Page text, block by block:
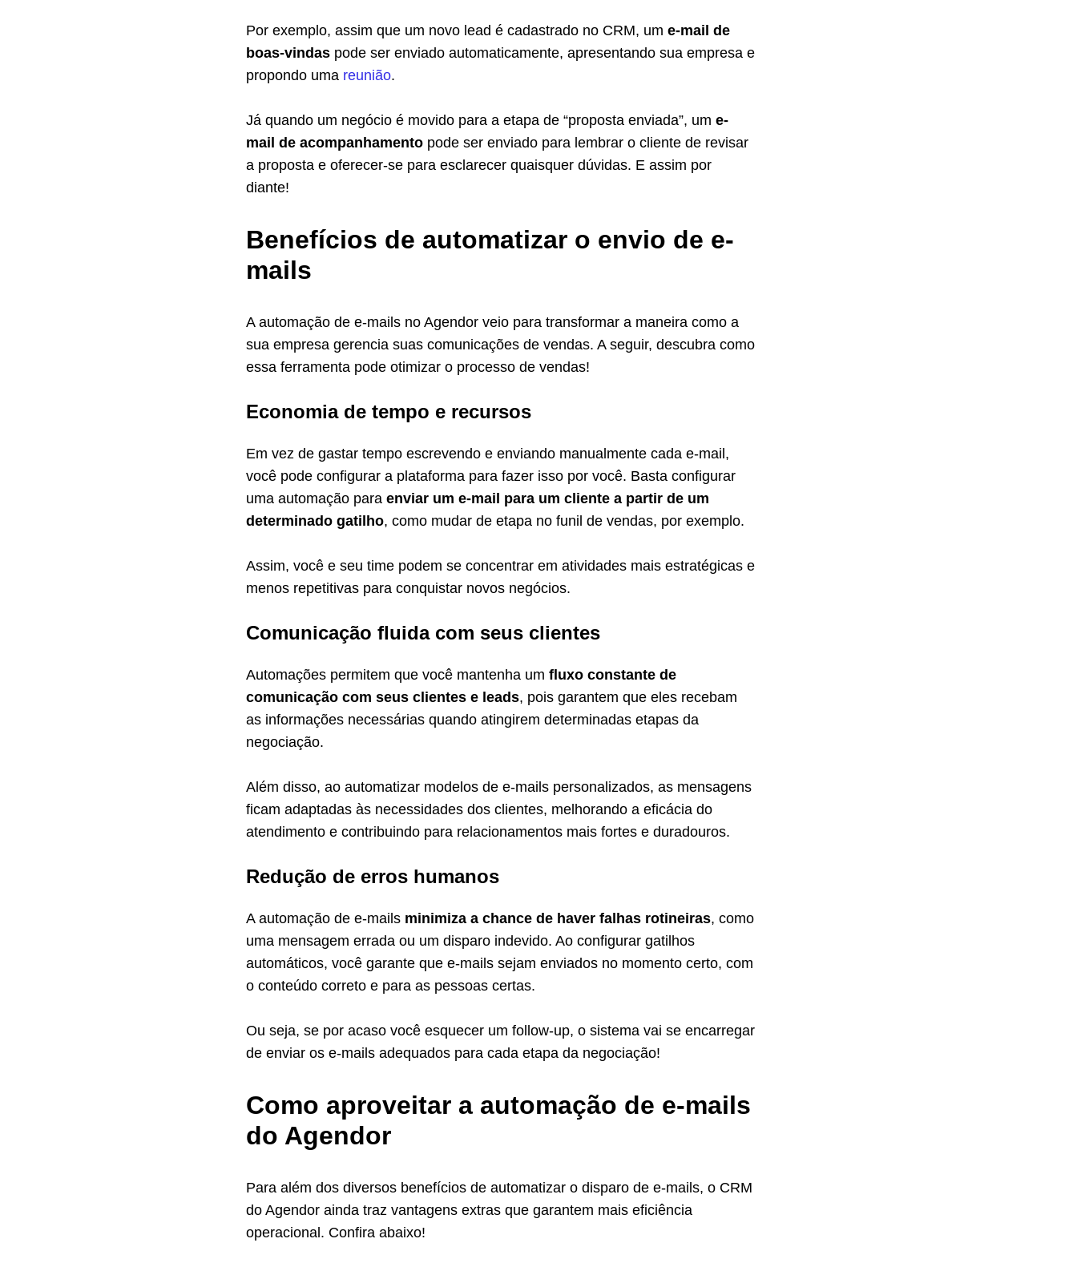
Por exemplo, assim que um novo lead é cadastrado no CRM, um e-mail de
boas-vindas pode ser enviado automaticamente, apresentando sua empresa e
propondo uma reunião.
Já quando um negócio é movido para a etapa de “proposta enviada”, um e-
mail de acompanhamento pode ser enviado para lembrar o cliente de revisar
a proposta e oferecer-se para esclarecer quaisquer dúvidas. E assim por
diante!
Benefícios de automatizar o envio de e-
mails
A automação de e-mails no Agendor veio para transformar a maneira como a
sua empresa gerencia suas comunicações de vendas. A seguir, descubra como
essa ferramenta pode otimizar o processo de vendas!
Economia de tempo e recursos
Em vez de gastar tempo escrevendo e enviando manualmente cada e-mail,
você pode configurar a plataforma para fazer isso por você. Basta configurar
uma automação para enviar um e-mail para um cliente a partir de um
determinado gatilho, como mudar de etapa no funil de vendas, por exemplo.
Assim, você e seu time podem se concentrar em atividades mais estratégicas e
menos repetitivas para conquistar novos negócios.
Comunicação fluida com seus clientes
Automações permitem que você mantenha um fluxo constante de
comunicação com seus clientes e leads, pois garantem que eles recebam
as informações necessárias quando atingirem determinadas etapas da
negociação.
Além disso, ao automatizar modelos de e-mails personalizados, as mensagens
ficam adaptadas às necessidades dos clientes, melhorando a eficácia do
atendimento e contribuindo para relacionamentos mais fortes e duradouros.
Redução de erros humanos
A automação de e-mails minimiza a chance de haver falhas rotineiras, como
uma mensagem errada ou um disparo indevido. Ao configurar gatilhos
automáticos, você garante que e-mails sejam enviados no momento certo, com
o conteúdo correto e para as pessoas certas.
Ou seja, se por acaso você esquecer um follow-up, o sistema vai se encarregar
de enviar os e-mails adequados para cada etapa da negociação!
Como aproveitar a automação de e-mails
do Agendor
Para além dos diversos benefícios de automatizar o disparo de e-mails, o CRM
do Agendor ainda traz vantagens extras que garantem mais eficiência
operacional. Confira abaixo!